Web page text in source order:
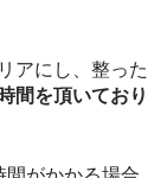
アにし、整った
間を頂いており